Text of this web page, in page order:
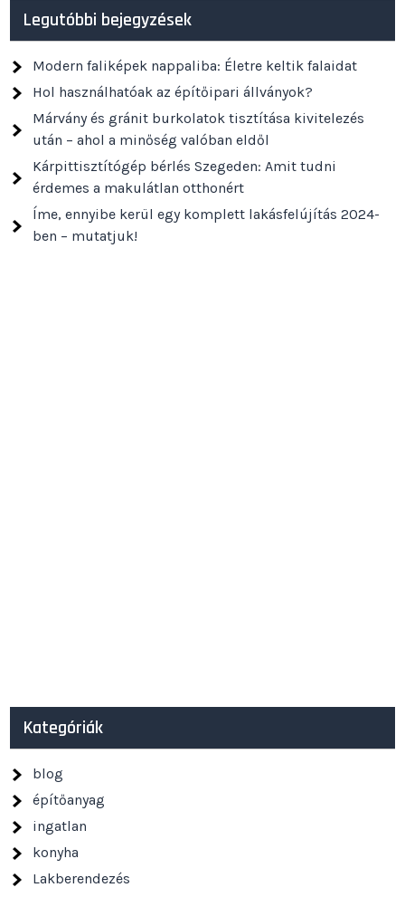
Legutóbbi bejegyzések
Modern faliképek nappaliba: Életre keltik falaidat
Hol használhatóak az építőipari állványok?
Márvány és gránit burkolatok tisztítása kivitelezés
után – ahol a minőség valóban eldől
Kárpittisztítógép bérlés Szegeden: Amit tudni
érdemes a makulátlan otthonért
Íme, ennyibe kerül egy komplett lakásfelújítás 2024-
ben – mutatjuk!
Kategóriák
blog
építőanyag
ingatlan
konyha
Lakberendezés